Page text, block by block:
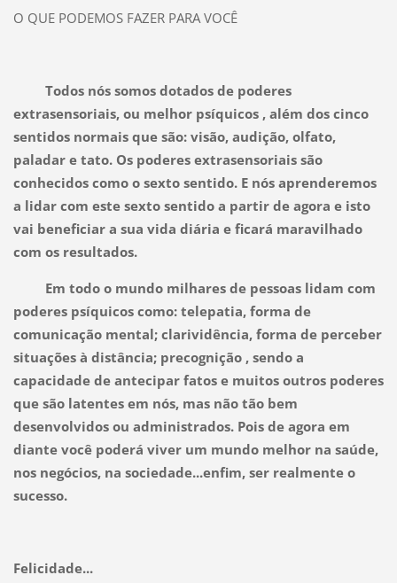
O QUE PODEMOS FAZER PARA VOCÊ
Todos nós somos dotados de poderes
extrasensoriais, ou melhor psíquicos , além dos cinco
sentidos normais que são: visão, audição, olfato,
paladar e tato. Os poderes extrasensoriais são
conhecidos como o sexto sentido. E nós aprenderemos
a lidar com este sexto sentido a partir de agora e isto
vai beneficiar a sua vida diária e ficará maravilhado
com os resultados.
Em todo o mundo milhares de pessoas lidam com
poderes psíquicos como: telepatia, forma de
comunicação mental; clarividência, forma de perceber
situações à distância; precognição , sendo a
capacidade de antecipar fatos e muitos outros poderes
que são latentes em nós, mas não tão bem
desenvolvidos ou administrados. Pois de agora em
diante você poderá viver um mundo melhor na saúde,
nos negócios, na sociedade...enfim, ser realmente o
sucesso.
Felicidade...